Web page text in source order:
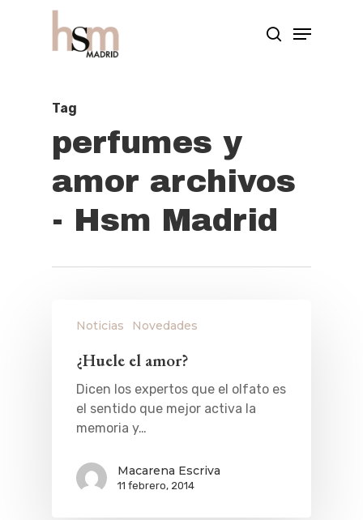
Tag
perfumes y
amor archivos
- Hsm Madrid
Noticias Novedades
¿Huele el amor?
Dicen los expertos que el olfato es
el sentido que mejor activa la
memoria y…
Macarena Escriva
11 febrero, 2014